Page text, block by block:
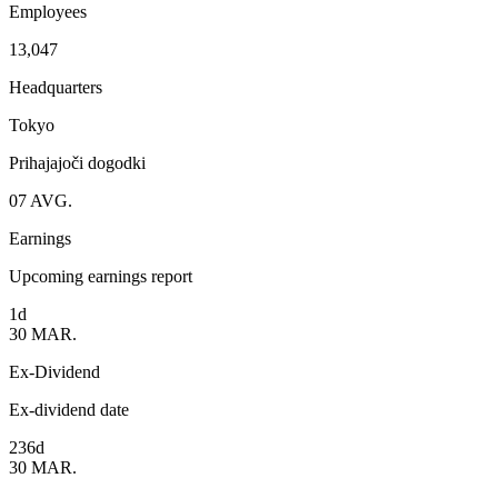
Employees
13,047
Headquarters
Tokyo
Prihajajoči dogodki
07 AVG.
Earnings
Upcoming earnings report
1d
30 MAR.
Ex-Dividend
Ex-dividend date
236d
30 MAR.